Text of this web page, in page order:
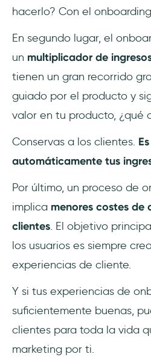
hacerlo? Con el
En segundo lugar, el
un multiplicador de
tienen un gran recorrido
guiado por el producto y
valor en tu producto, ¿qué
Conservas a los clientes.
automáticamente tus
Por último, un proceso de
implica menores costes de
clientes. El objetivo
los usuarios es siempre
experiencias de cliente.
Y si tus experiencias de
suficientemente buenas,
clientes para toda la vida
marketing por ti.